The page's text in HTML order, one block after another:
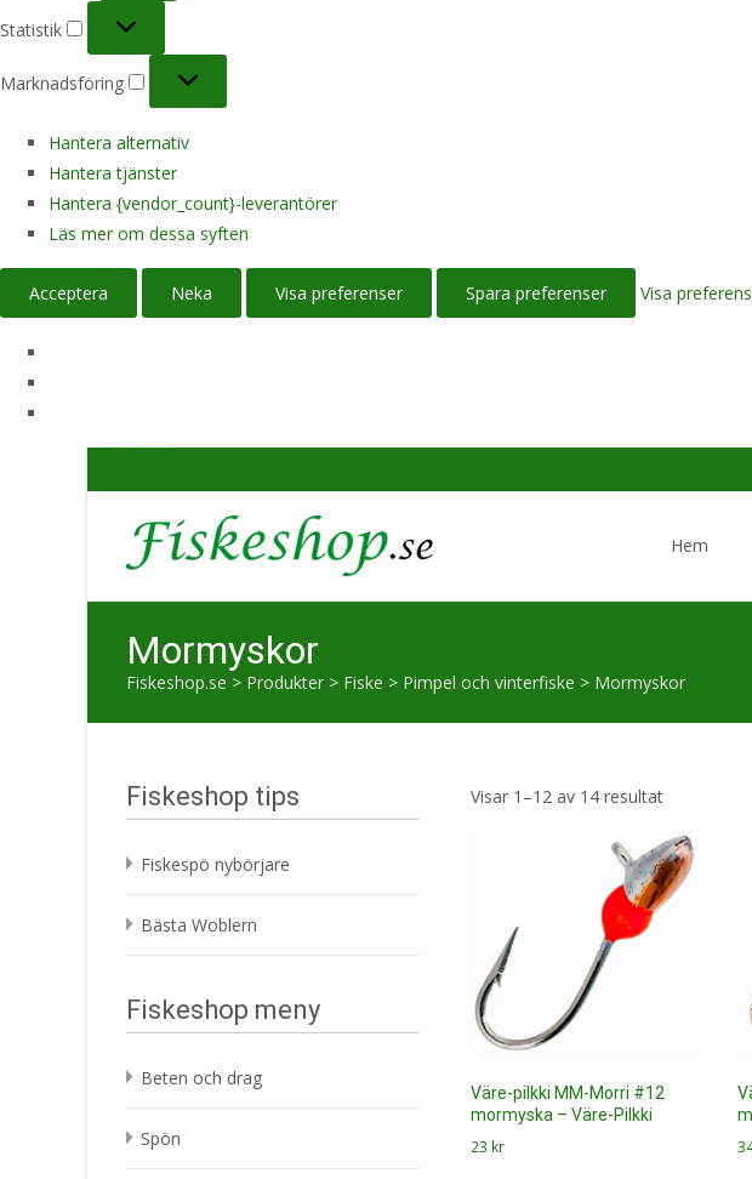
Statistik
Marknadsföring
Hantera alternativ
Hantera tjänster
Hantera {vendor_count}-leverantörer
Läs mer om dessa syften
Acceptera Neka Visa preferenser Spara preferenser Visa
Hem
Mormyskor
Fiskeshop.se > Produkter > Fiske > Pimpel och vinterfiske > Mormyskor
Visar 1–12 av 14 resultatSortera
senaste
Väre-pilkki MM-Morri #12
mormyska – Väre-Pilkki
23 kr
Fiskeshop tips
Fiskespö nybörjare
Bästa Woblern
Fiskeshop meny
Beten och drag
Spön